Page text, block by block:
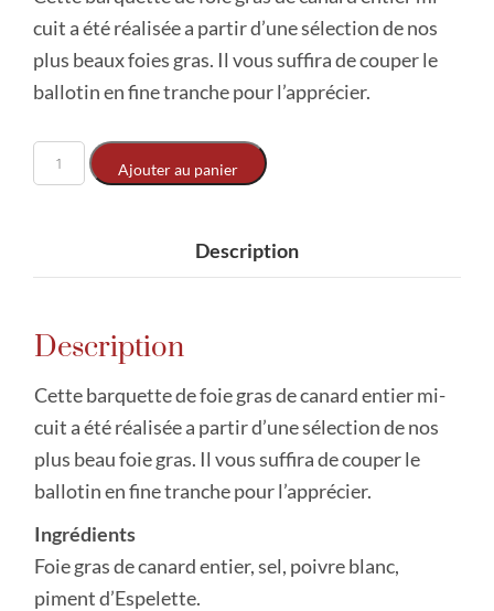
cuit a été réalisée a partir d’une sélection de nos
plus beaux foies gras. Il vous suffira de couper le
ballotin en fine tranche pour l’apprécier.
Ajouter au panier
Description
Description
Cette barquette de foie gras de canard entier mi-
cuit a été réalisée a partir d’une sélection de nos
plus beau foie gras. Il vous suffira de couper le
ballotin en fine tranche pour l’apprécier.
Ingrédients
Foie gras de canard entier, sel, poivre blanc,
piment d’Espelette.